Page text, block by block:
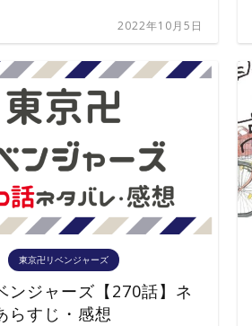
2022年10月5日
東京卍リベンジャーズ
ンジャーズ【270話】ネ
らすじ・感想